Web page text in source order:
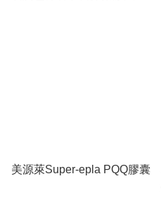
美源萊Super-epla PQQ膠囊